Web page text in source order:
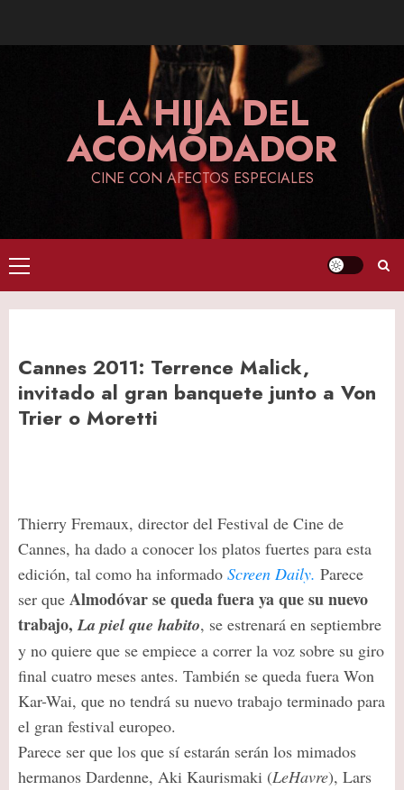
LA HIJA DEL
ACOMODADOR
CINE CON AFECTOS ESPECIALES
Primary
Menu
Cannes 2011: Terrence Malick,
invitado al gran banquete junto a Von
Trier o Moretti
Thierry Fremaux, director del Festival de Cine de
Cannes, ha dado a conocer los platos fuertes para esta
edición, tal como ha informado Screen Daily. Parece
ser que Almodóvar se queda fuera ya que su nuevo
trabajo, La piel que habito, se estrenará en septiembre
y no quiere que se empiece a correr la voz sobre su giro
final cuatro meses antes. También se queda fuera Won
Kar-Wai, que no tendrá su nuevo trabajo terminado para
el gran festival europeo.
Parece ser que los que sí estarán serán los mimados
hermanos Dardenne, Aki Kaurismaki (LeHavre), Lars